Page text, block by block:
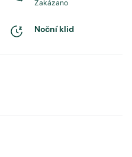
Zakázano
Noční klid